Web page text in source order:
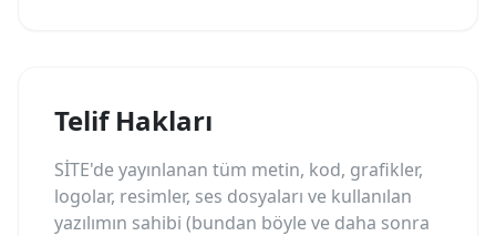
Telif Hakları
SİTE'de yayınlanan tüm metin, kod, grafikler,
logolar, resimler, ses dosyaları ve kullanılan
yazılımın sahibi (bundan böyle ve daha sonra